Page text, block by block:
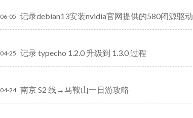
记录debian13安装nvidia官网提供的580闭源驱动
06-05
记录 typecho 1.2.0 升级到 1.3.0 过程
04-25
南京 S2 线→马鞍山一日游攻略
04-24